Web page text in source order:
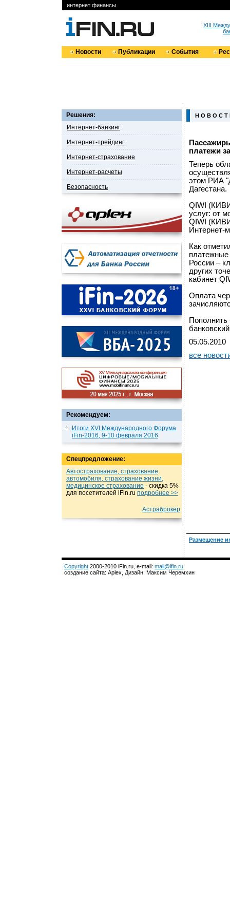
интернет финансы
XIII
Новости Публикации События
Решения:
Интернет-банкинг
Интернет-трейдинг
Интернет-страхование
Интернет-расчеты
Безопасность
Рекомендуем:
Итоги XVI Международного Форума
iFin-2016, 9-10 февраля 2016
Спецпредложение:
Автострахование, страхование
автомобиля, страхование жизни,
медицинское страхование - cкидка 5%
для посетителей iFin.ru подробнеe >>
Астраброкер
Н О В О С Т
платежи
Теперь
этом РИА
Дагестана.
QIWI
услуг: от
QIWI
Интернет-
Как
платежные
России –
других
кабинет
Оплата
05.05.2010
все
Размещение
Copyright 2000-2010 iFin.ru, e-mail: mail@ifin.ru
создание сайта: Aplex, Дизайн: Максим Черемхин